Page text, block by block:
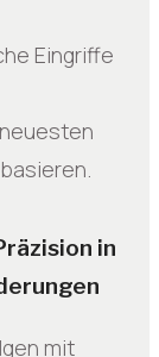
Eingriffe
in
mit